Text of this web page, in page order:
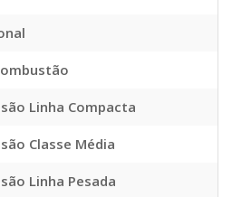
Linha Compacta
Classe Média
Linha Pesada